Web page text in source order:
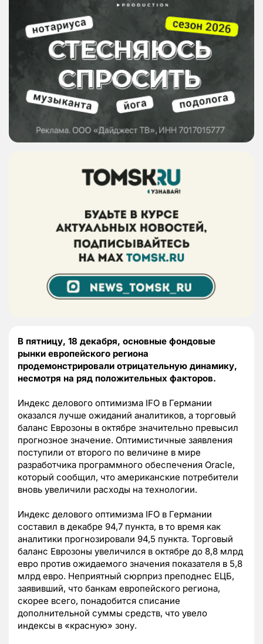
В пятницу, 18 декабря, основные фондовые
рынки европейского региона
продемонстрировали отрицательную динамику,
несмотря на ряд положительных факторов.
Индекс делового оптимизма IFO в Германии
оказался лучше ожиданий аналитиков, а торговый
баланс Еврозоны в октябре значительно превысил
прогнозное значение. Оптимистичные заявления
поступили от второго по величине в мире
разработчика программного обеспечения Oracle,
который сообщил, что американские потребители
вновь увеличили расходы на технологии.
Индекс делового оптимизма IFO в Германии
составил в декабре 94,7 пункта, в то время как
аналитики прогнозировали 94,5 пункта. Торговый
баланс Еврозоны увеличился в октябре до 8,8 млрд
евро против ожидаемого значения показателя в 5,8
млрд евро. Неприятный сюрприз преподнес ЕЦБ,
заявивший, что банкам европейского региона,
скорее всего, понадобится списание
дополнительной суммы средств, что увело
индексы в «красную» зону.